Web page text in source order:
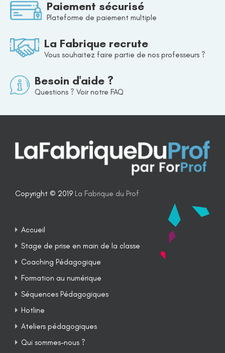
Paiement sécurisé
Plateforme de paiement multiple
La Fabrique recrute
Vous souhaitez faire partie de nos professeurs ?
Besoin d'aide ?
Questions ? Voir notre FAQ
Copyright © 2019 La Fabrique du Prof
Accueil
Stage de prise en main de la classe
Coaching Pédagogique
Formation au numérique
Séquences Pédagogiques
Hotline
Ateliers pédagogiques
Qui sommes-nous ?